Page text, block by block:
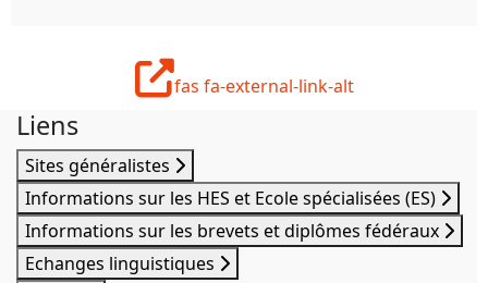
fas fa-external-link-alt
Liens
Sites généralistes
Informations sur les HES et Ecole spécialisées (ES)
Informations sur les brevets et diplômes fédéraux
Echanges linguistiques